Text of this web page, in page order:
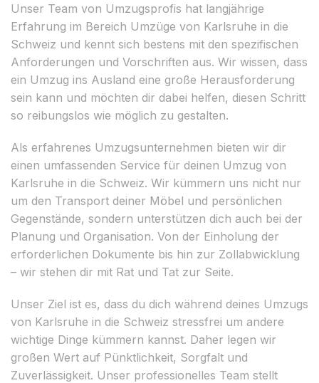
Unser Team von Umzugsprofis hat langjährige
Erfahrung im Bereich Umzüge von Karlsruhe in die
Schweiz und kennt sich bestens mit den spezifischen
Anforderungen und Vorschriften aus. Wir wissen, dass
ein Umzug ins Ausland eine große Herausforderung
sein kann und möchten dir dabei helfen, diesen Schritt
so reibungslos wie möglich zu gestalten.
Als erfahrenes Umzugsunternehmen bieten wir dir
einen umfassenden Service für deinen Umzug von
Karlsruhe in die Schweiz. Wir kümmern uns nicht nur
um den Transport deiner Möbel und persönlichen
Gegenstände, sondern unterstützen dich auch bei der
Planung und Organisation. Von der Einholung der
erforderlichen Dokumente bis hin zur Zollabwicklung
– wir stehen dir mit Rat und Tat zur Seite.
Unser Ziel ist es, dass du dich während deines Umzugs
von Karlsruhe in die Schweiz stressfrei um andere
wichtige Dinge kümmern kannst. Daher legen wir
großen Wert auf Pünktlichkeit, Sorgfalt und
Zuverlässigkeit. Unser professionelles Team stellt